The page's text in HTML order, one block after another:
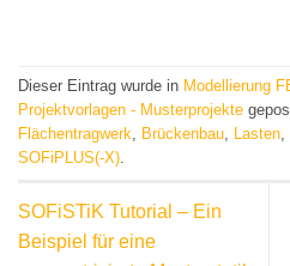
Dieser Eintrag wurde in Modellierung
Projektvorlagen - Musterprojekte
Flächentragwerk, Brückenbau, Lasten,
SOFiPLUS(-X).
SOFiSTiK Tutorial – Ein
Beispiel für eine